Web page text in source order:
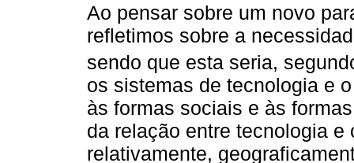
Ao pensar sobre um novo
refletimos sobre a
sendo que esta seria,
os sistemas de tecnologia e
às formas sociais e às
da relação entre tecnologia
relativamente,